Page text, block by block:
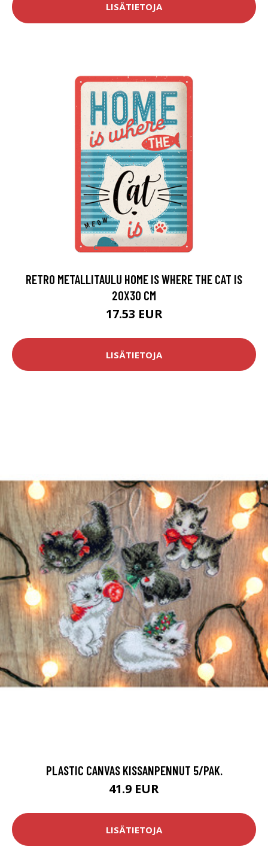
LISÄTIETOJA
RETRO METALLITAULU HOME IS WHERE THE CAT IS
20X30 CM
17.53 EUR
LISÄTIETOJA
PLASTIC CANVAS KISSANPENNUT 5/PAK.
41.9 EUR
LISÄTIETOJA